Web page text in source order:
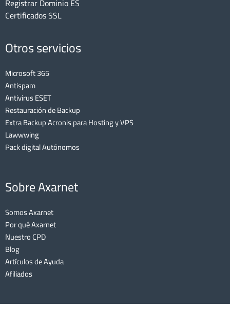
Registrar Dominio ES
Certificados SSL
Otros servicios
Microsoft 365
Antispam
Antivirus ESET
Restauración de Backup
Extra Backup Acronis para Hosting y VPS
Lawwwing
Pack digital Autónomos
Sobre Axarnet
Somos Axarnet
Por qué Axarnet
Nuestro CPD
Blog
Artículos de Ayuda
Afiliados